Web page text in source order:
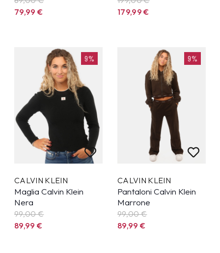
79,99€
179,99€
9%
CALVIN KLEIN
Maglia Calvin Klein
Nera
99,00 €
89,99€
9%
CALVIN KLEIN
Pantaloni Calvin Klein
Marrone
99,00 €
89,99€